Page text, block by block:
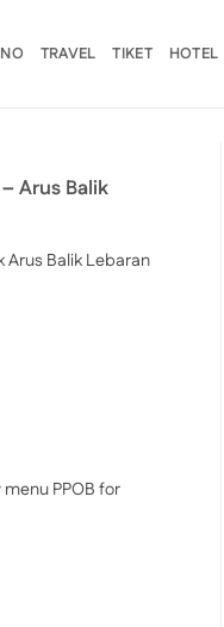
TRAVEL TIKET HOTEL
Arus Balik
Arus Balik Lebaran
PPOB for